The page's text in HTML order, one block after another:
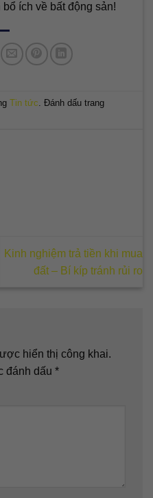
ích về bất động sản!
Tin tức . Đánh dấu trang
Kinh nghiệm trả tiền khi mua
đất – Bí kíp tránh rủi ro
hiển thị công khai.
đánh dấu *